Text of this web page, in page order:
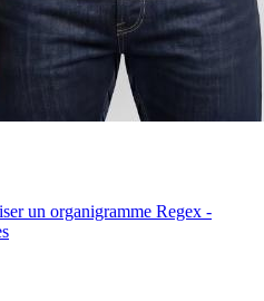
un organigramme Regex -